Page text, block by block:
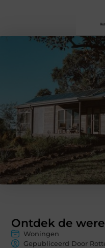
Ontdek de
Woningen
Gepubliceerd Door